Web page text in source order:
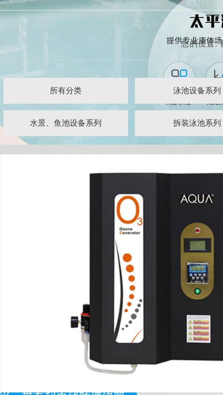
您的位置:
所有分类 泳池设备系列
水景、鱼池设备系列 拆装泳池系列